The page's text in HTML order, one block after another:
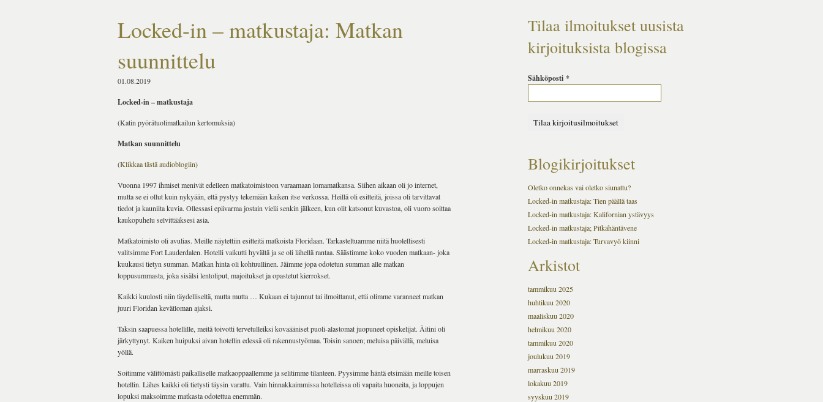
Locked-in – matkustaja: Matkan
suunnittelu
01.08.2019
Locked-in – matkustaja
(Katin pyörätuolimatkailun kertomuksia)
Matkan suunnittelu
(Klikkaa tästä audioblogiin)
Vuonna 1997 ihmiset menivät edelleen matkatoimistoon varaamaan lomamatkansa. Siihen aikaan oli jo internet,
mutta se ei ollut kuin nykyään, että pystyy tekemään kaiken itse verkossa. Heillä oli esitteitä, joissa oli tarvittavat
tiedot ja kauniita kuvia. Ollessasi epävarma jostain vielä senkin jälkeen, kun olit katsonut kuvastoa, oli vuoro soittaa
kaukopuhelu selvittääksesi asia.
Matkatoimisto oli avulias. Meille näytettiin esitteitä matkoista Floridaan. Tarkasteltuamme niitä huolellisesti
valitsimme Fort Lauderdalen. Hotelli vaikutti hyvältä ja se oli lähellä rantaa. Säästimme koko vuoden matkaan- joka
kuukausi tietyn summan. Matkan hinta oli kohtuullinen. Jäimme jopa odotetun summan alle matkan
loppusummasta, joka sisälsi lentoliput, majoitukset ja opastetut kierrokset.
Kaikki kuulosti niin täydelliseltä, mutta mutta … Kukaan ei tajunnut tai ilmoittanut, että olimme varanneet matkan
juuri Floridan kevätloman ajaksi.
Taksin saapuessa hotellille, meitä toivotti tervetulleiksi kovaääniset puoli-alastomat juopuneet opiskelijat. Äitini oli
järkyttynyt. Kaiken huipuksi aivan hotellin edessä oli rakennustyömaa. Toisin sanoen; meluisa päivällä, meluisa
yöllä.
Soitimme välittömästi paikalliselle matkaoppaallemme ja selitimme tilanteen. Pyysimme häntä etsimään meille toisen
hotellin. Lähes kaikki oli tietysti täysin varattu. Vain hinnakkaimmissa hotelleissa oli vapaita huoneita, ja loppujen
lopuksi maksoimme matkasta odotettua enemmän.
Tilaa ilmoitukset uusista
kirjoituksista blogissa
Sähköposti *
Blogikirjoitukset
Oletko onnekas vai oletko siunattu?
Locked-in matkustaja: Tien päällä taas
Locked-in matkustaja: Kalifornian ystävyys
Locked-in matkustaja; Pitkähäntävene
Locked-in matkustaja: Turvavyö kiinni
Arkistot
tammikuu 2025
huhtikuu 2020
maaliskuu 2020
helmikuu 2020
tammikuu 2020
joulukuu 2019
marraskuu 2019
lokakuu 2019
syyskuu 2019